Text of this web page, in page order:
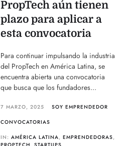
PropTech aún tienen
plazo para aplicar a
esta convocatoria
Para continuar impulsando la industria
del PropTech en América Latina, se
encuentra abierta una convocatoria
que busca que los fundadores...
7 MARZO, 2025
SOY EMPRENDEDOR
CONVOCATORIAS
IN:AMÉRICA LATINA,EMPRENDEDORAS,